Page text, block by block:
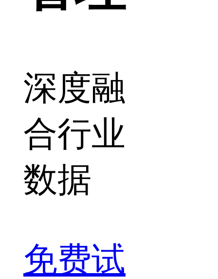
深度融
合行业
数据
免费试